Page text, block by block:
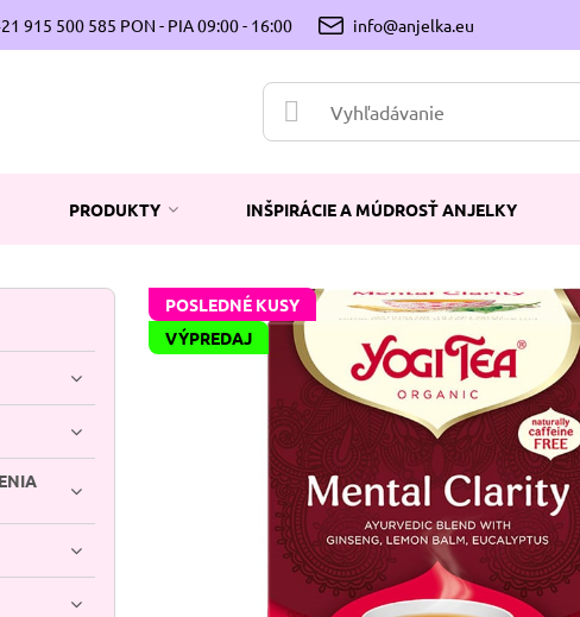
915 500 585 PON - PIA 09:00 - 16:00 info@anjelka.eu
PRODUKTY INŠPIRÁCIE A MÚDROSŤ ANJELKY
POSLEDNÉ KUSY
VÝPREDAJ